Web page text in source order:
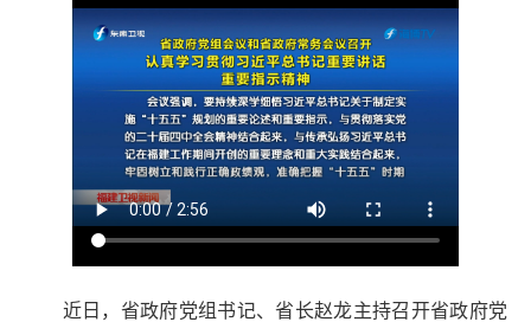
近日，省政府党组书记、省长赵龙主持召开省政府党